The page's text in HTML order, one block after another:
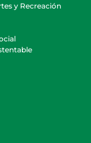
y Recreación